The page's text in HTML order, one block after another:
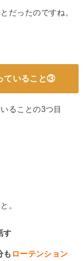
だったのですね。
ていること③
ることの3つ目
。
す
も ローテンション